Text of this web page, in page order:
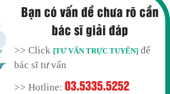
Bạn có vấn đề chưa rõ cần
bác sĩ giải đáp
>> Click [TƯ VẤN TRỰC TUYẾN] để
bác sĩ tư vấn
>> Hotline:03.5335.5252